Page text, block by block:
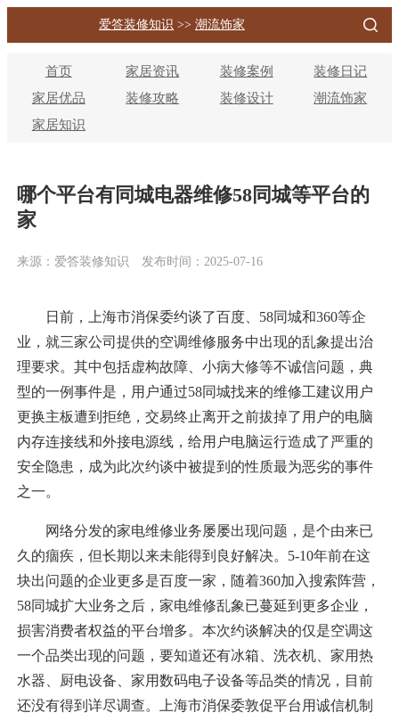
爱答装修知识 >> 潮流饰家
首页 家居资讯 装修案例
装修日记
家居优品
装修攻略 装修设计
潮流饰家
家居知识
哪个平台有同城电器维修58同城等平台的
家
来源：爱答装修知识 发布时间：2025-07-16
日前，上海市消保委约谈了百度、58同城和360等企
业，就三家公司提供的空调维修服务中出现的乱象提出治
理要求。其中包括虚构故障、小病大修等不诚信问题，典
型的一例事件是，用户通过58同城找来的维修工建议用户
更换主板遭到拒绝，交易终止离开之前拔掉了用户的电脑
内存连接线和外接电源线，给用户电脑运行造成了严重的
安全隐患，成为此次约谈中被提到的性质最为恶劣的事件
之一。
网络分发的家电维修业务屡屡出现问题，是个由来已
久的痼疾，但长期以来未能得到良好解决。5-10年前在这
块出问题的企业更多是百度一家，随着360加入搜索阵营，
58同城扩大业务之后，家电维修乱象已蔓延到更多企业，
损害消费者权益的平台增多。本次约谈解决的仅是空调这
一个品类出现的问题，要知道还有冰箱、洗衣机、家用热
水器、厨电设备、家用数码电子设备等品类的情况，目前
还没有得到详尽调查。上海市消保委敦促平台用诚信机制